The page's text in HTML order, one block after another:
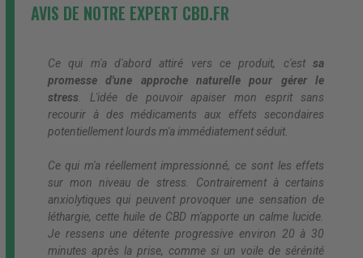
AVIS DE NOTRE EXPERT CBD.FR
Ce qui m'a d'abord attiré vers ce produit, c'estsa
promesse d'une approche naturelle pour gérer le
stress . L'idée de pouvoir apaiser mon esprit sans
recourir à des médicaments aux effets secondaires
potentiellement lourds m'a immédiatement séduit.
Ce qui m'a réellement impressionné, ce sont les effets
sur mon niveau de stress. Contrairement à certains
anxiolytiques qui peuvent provoquer une sensation de
léthargie, cette huile de CBD m'apporte un calme lucide.
Je ressens une détente progressive environ 20 à 30
minutes après la prise, comme si un voile de sérénité